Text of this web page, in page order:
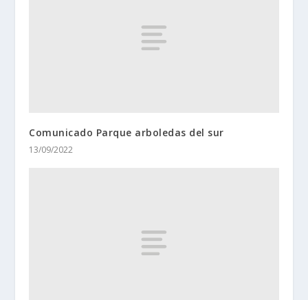
Comunicado Parque arboledas del sur
13/09/2022